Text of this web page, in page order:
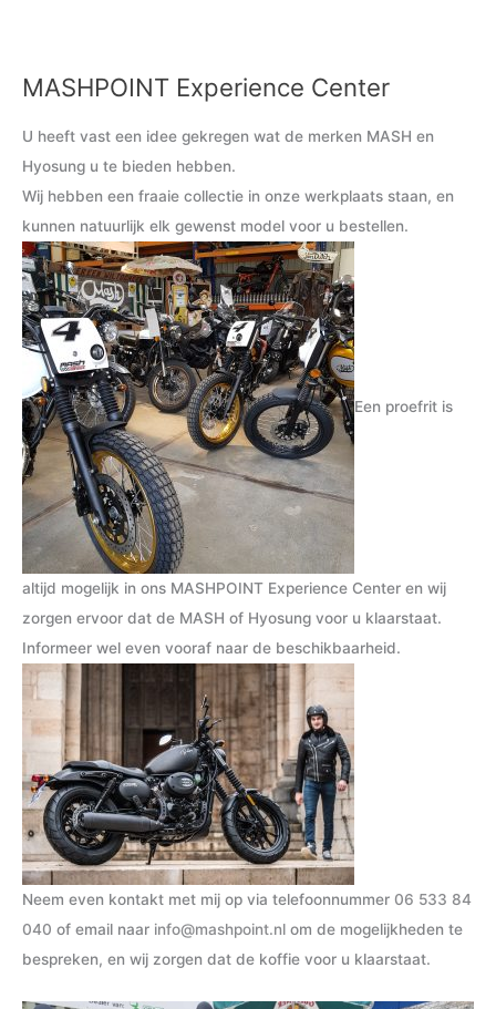
MASHPOINT Experience Center
U heeft vast een idee gekregen wat de merken MASH en
Hyosung u te bieden hebben.
Wij hebben een fraaie collectie in onze werkplaats staan, en
kunnen natuurlijk elk gewenst model voor u bestellen.
Een proefrit is
altijd mogelijk in ons MASHPOINT Experience Center en wij
zorgen ervoor dat de MASH of Hyosung voor u klaarstaat.
Informeer wel even vooraf naar de beschikbaarheid.
Neem even kontakt met mij op via telefoonnummer 06 533 84
040 of email naar info@mashpoint.nl om de mogelijkheden te
bespreken, en wij zorgen dat de koffie voor u klaarstaat.